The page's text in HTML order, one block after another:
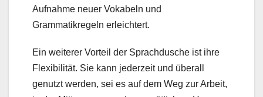
Aufnahme neuer Vokabeln und
Grammatikregeln erleichtert.
Ein weiterer Vorteil der Sprachdusche ist ihre
Flexibilität. Sie kann jederzeit und überall
genutzt werden, sei es auf dem Weg zur Arbeit,